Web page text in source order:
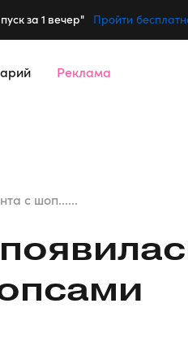
за 1 вечер" Пройти
Реклама
с шоп......